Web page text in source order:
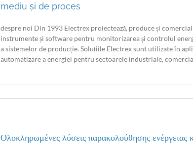
mediu și de proces
despre noi Din 1993 Electrex proiectează, produce și
instrumente și software pentru monitorizarea și controlul
a sistemelor de producție. Soluțiile Electrex sunt utilizate în
automatizare a energiei pentru sectoarele industriale,
Ολοκληρωμένες λύσεις παρακολούθησης ενέργειας